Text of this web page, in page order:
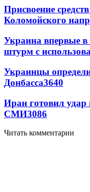
Присвоение
Коломойского
Украина впервые
штурм с
Украинцы
Донбасса3640
Иран готовил удар
СМИ3086
Читать комментарии